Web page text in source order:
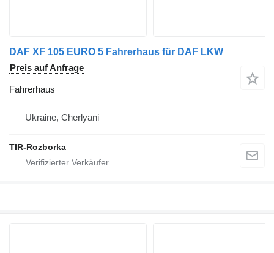
DAF XF 105 EURO 5 Fahrerhaus für DAF LKW
Preis auf Anfrage
Fahrerhaus
Ukraine, Cherlyani
TIR-Rozborka